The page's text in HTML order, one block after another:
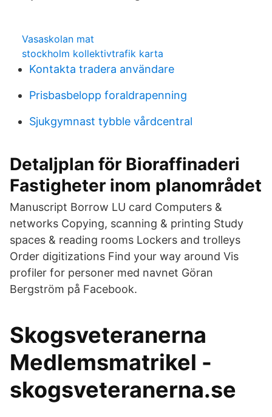
Vasaskolan mat
stockholm kollektivtrafik karta
Kontakta tradera användare
Prisbasbelopp foraldrapenning
Sjukgymnast tybble vårdcentral
Detaljplan för Bioraffinaderi
Fastigheter inom planområdet
Manuscript Borrow LU card Computers &
networks Copying, scanning & printing Study
spaces & reading rooms Lockers and trolleys
Order digitizations Find your way around Vis
profiler for personer med navnet Göran
Bergström på Facebook.
Skogsveteranerna
Medlemsmatrikel -
skogsveteranerna.se